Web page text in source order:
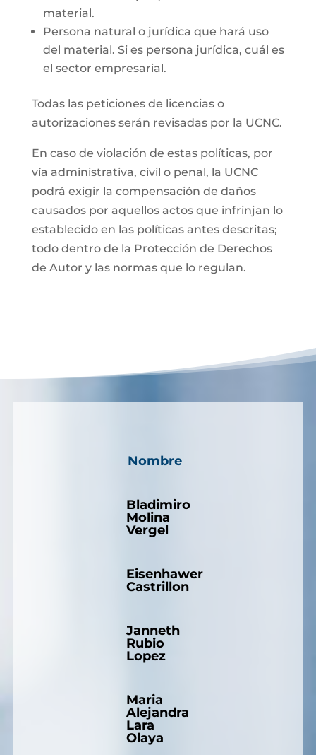
material.
Persona natural o jurídica que hará uso
del material. Si es persona jurídica, cuál es
el sector empresarial.
Todas las peticiones de licencias o
autorizaciones serán revisadas por la UCNC.
En caso de violación de estas políticas, por
vía administrativa, civil o penal, la UCNC
podrá exigir la compensación de daños
causados por aquellos actos que infrinjan lo
establecido en las políticas antes descritas;
todo dentro de la Protección de Derechos
de Autor y las normas que lo regulan.
Nombre
Bladimiro
Molina
Vergel
Eisenhawer
Castrillon
Janneth
Rubio
Lopez
Maria
Alejandra
Lara
Olaya